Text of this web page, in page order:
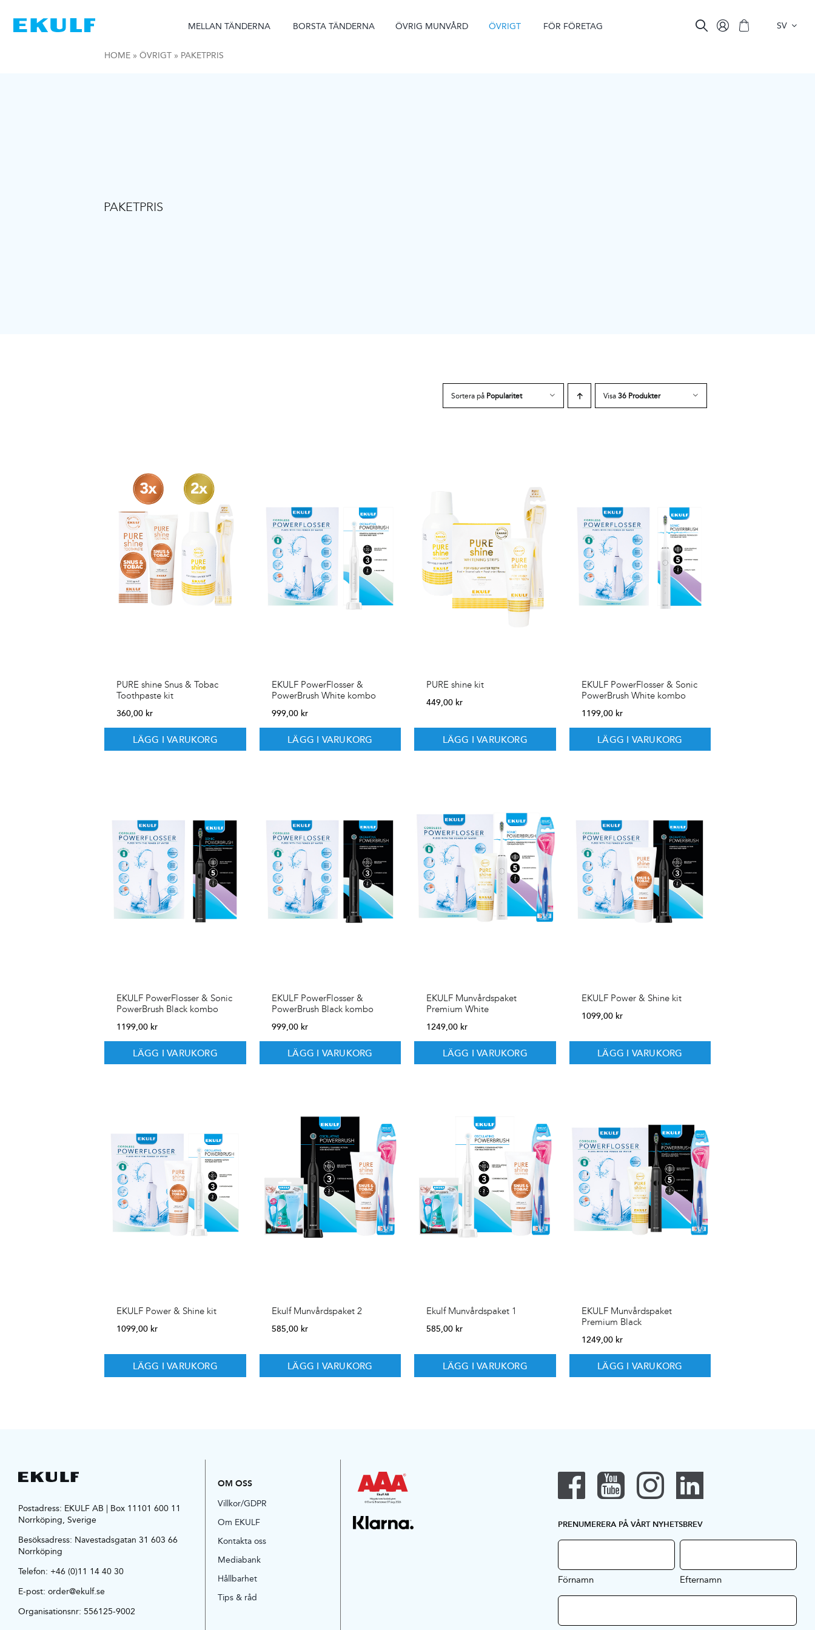
content
MELLAN TÄNDERNA BORSTA TÄNDERNA ÖVRIG MUNVÅRD ÖVRIGT FÖR FÖRETAG SV
HOME» ÖVRIGT» PAKETPRIS
PAKETPRIS
Sortera på Popularitet Visa36 Produkter
PURE shine Snus & Tobac
Toothpaste kit
360,00 kr
LÄGG I VARUKORG
EKULF PowerFlosser &
PowerBrush White kombo
999,00 kr
LÄGG I VARUKORG
PURE shine kit
449,00 kr
LÄGG I VARUKORG
EKULF PowerFlosser & Sonic
PowerBrush White kombo
1199,00 kr
LÄGG I VARUKORG
EKULF PowerFlosser & Sonic
PowerBrush Black kombo
1199,00 kr
LÄGG I VARUKORG
EKULF PowerFlosser &
PowerBrush Black kombo
999,00 kr
LÄGG I VARUKORG
EKULF Munvårdspaket
Premium White
1249,00 kr
LÄGG I VARUKORG
EKULF Power & Shine kit
1099,00 kr
LÄGG I VARUKORG
EKULF Power & Shine kit
1099,00 kr
LÄGG I VARUKORG
Ekulf Munvårdspaket 2
585,00 kr
LÄGG I VARUKORG
Ekulf Munvårdspaket 1
585,00 kr
LÄGG I VARUKORG
EKULF Munvårdspaket
Premium Black
1249,00 kr
LÄGG I VARUKORG
Postadress: EKULF AB | Box 11101 600 11
Norrköping, Sverige
Besöksadress: Navestadsgatan 31 603 66
Norrköping
Telefon: +46 (0)11 14 40 30
E-post: order@ekulf.se
Organisationsnr: 556125-9002
OM OSS
Villkor/GDPR
Om EKULF
Kontakta oss
Mediabank
Hållbarhet
Tips & råd
PRENUMERERA PÅ VÅRT NYHETSBREV
Förnamn Efternamn